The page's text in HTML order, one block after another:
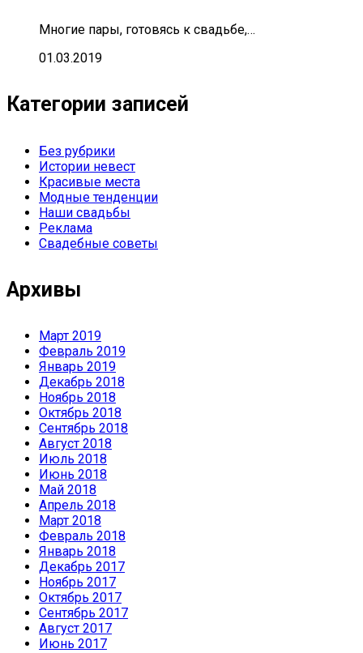
Многие пары, готовясь к свадьбе,…
01.03.2019
Категории записей
Без рубрики
Истории невест
Красивые места
Модные тенденции
Наши свадьбы
Реклама
Свадебные советы
Архивы
Март 2019
Февраль 2019
Январь 2019
Декабрь 2018
Ноябрь 2018
Октябрь 2018
Сентябрь 2018
Август 2018
Июль 2018
Июнь 2018
Май 2018
Апрель 2018
Март 2018
Февраль 2018
Январь 2018
Декабрь 2017
Ноябрь 2017
Октябрь 2017
Сентябрь 2017
Август 2017
Июнь 2017